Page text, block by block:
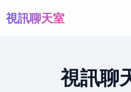
視訊聊天室
視訊聊